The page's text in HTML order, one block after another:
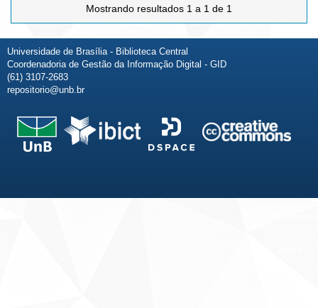
Mostrando resultados 1 a 1 de 1
Universidade de Brasília - Biblioteca Central
Coordenadoria de Gestão da Informação Digital - GID
(61) 3107-2683
repositorio@unb.br